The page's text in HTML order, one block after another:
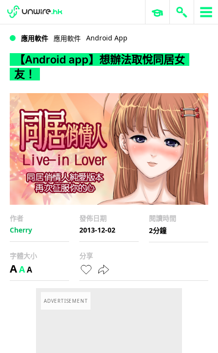
【Android app】想辦法取悅同居女友！
WWDC 2026 ERP 與商業 AI
應用軟件 應用軟件 Android App
【Android app】想辦法取悅同居女
友！
作者
Cherry
發佈日期
2013-12-02
閱讀時間
2分鐘
字體大小
AAA
分享
ADVERTISEMENT